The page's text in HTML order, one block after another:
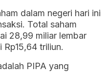
dalam negeri hari ini
Total saham
28,99 miliar lembar
triliun.
PIPA yang